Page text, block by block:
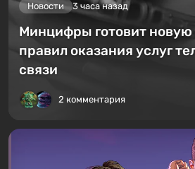
Новости 3 часа назад
Минцифры готовит
правил оказания услуг
связи
2 комментария